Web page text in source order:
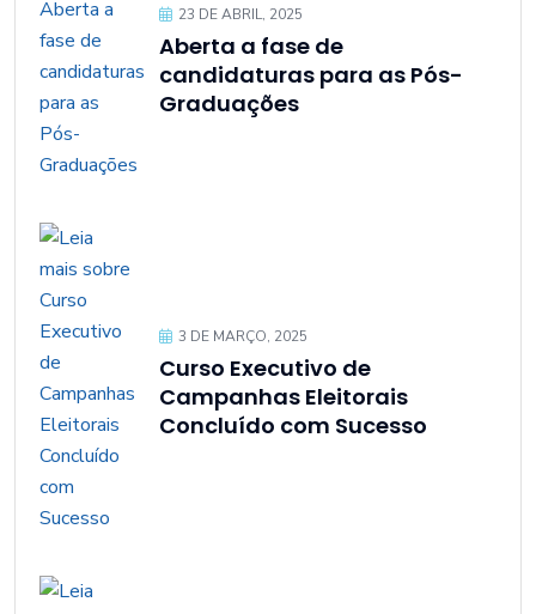
23 DE ABRIL, 2025
Aberta a fase de
candidaturas para as Pós-
Graduações
3 DE MARÇO, 2025
Curso Executivo de
Campanhas Eleitorais
Concluído com Sucesso